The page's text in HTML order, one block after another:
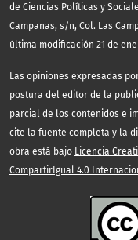
de Ciencias Políticas y
Campanas, s/n, Col. Las
última modificación 21 de
Las opiniones expresadas
postura del editor de la
parcial de los contenidos e
cite la fuente completa y la
obra está bajo Licencia
CompartirIgual 4.0